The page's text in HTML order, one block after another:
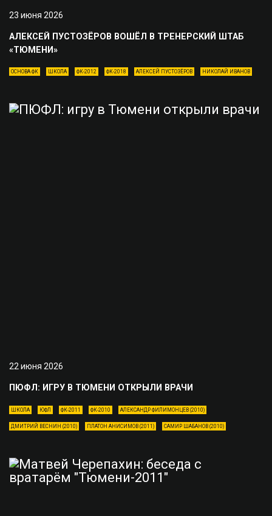
23 июня 2026
АЛЕКСЕЙ ПУСТОЗЁРОВ ВОШЁЛ В ТРЕНЕРСКИЙ ШТАБ
«ТЮМЕНИ»
ОСНОВА ФК ШКОЛА ФК-2012 ФК-2018 АЛЕКСЕЙ ПУСТОЗЁРОВ НИКОЛАЙ ИВАНОВ
22 июня 2026
ПЮФЛ: ИГРУ В ТЮМЕНИ ОТКРЫЛИ ВРАЧИ
ШКОЛА ЮФЛ ФК-2011 ФК-2010 АЛЕКСАНДР ФИЛИМОНЦЕВ (2010)
ДМИТРИЙ ВЕСНИН (2010) ПЛАТОН АНИСИМОВ (2011) САМИР ШАБАНОВ (2010)